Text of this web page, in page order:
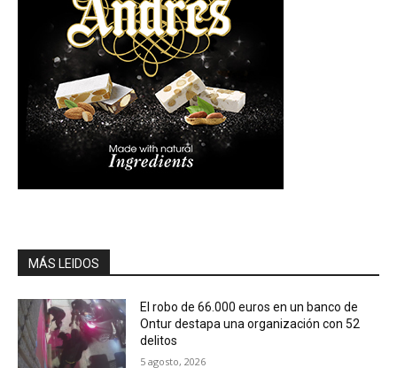
MÁS LEIDOS
El robo de 66.000 euros en un banco de
Ontur destapa una organización con 52
delitos
5 agosto, 2026